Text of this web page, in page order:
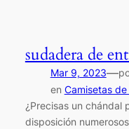
sudadera de
Mar 9, 2023—
en Camisetas
¿Precisas un chándal
disposición